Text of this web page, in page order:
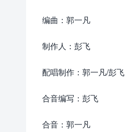
编曲：郭一凡
制作人：彭飞
配唱制作：郭一凡/彭飞
合音编写：彭飞
合音：郭一凡